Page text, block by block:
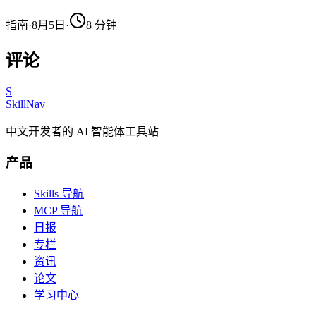
指南·8月5日 · 8 分钟
评论
S
SkillNav
中文开发者的 AI 智能体工具站
产品
Skills 导航
MCP 导航
日报
专栏
资讯
论文
学习中心